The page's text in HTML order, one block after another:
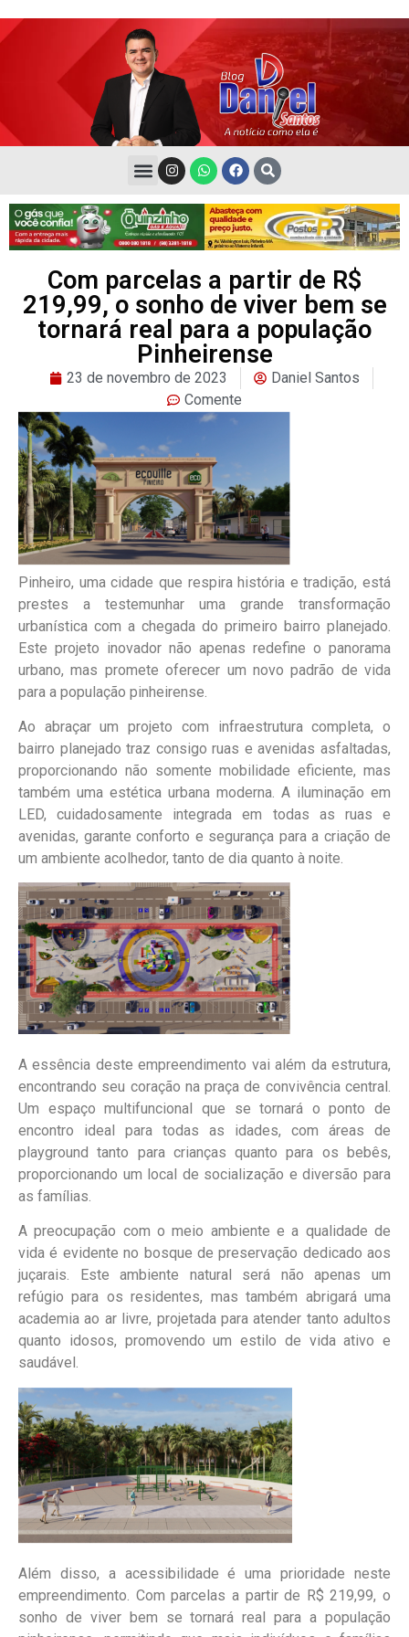
Com parcelas a partir de R$
219,99, o sonho de viver bem se
tornará real para a população
Pinheirense
23 de novembro de 2023
Daniel Santos
Comente
Pinheiro, uma cidade que respira história e tradição, está
prestes a testemunhar uma grande transformação
urbanística com a chegada do primeiro bairro planejado.
Este projeto inovador não apenas redefine o panorama
urbano, mas promete oferecer um novo padrão de vida
para a população pinheirense.
Ao abraçar um projeto com infraestrutura completa, o
bairro planejado traz consigo ruas e avenidas asfaltadas,
proporcionando não somente mobilidade eficiente, mas
também uma estética urbana moderna. A iluminação em
LED, cuidadosamente integrada em todas as ruas e
avenidas, garante conforto e segurança para a criação de
um ambiente acolhedor, tanto de dia quanto à noite.
A essência deste empreendimento vai além da estrutura,
encontrando seu coração na praça de convivência central.
Um espaço multifuncional que se tornará o ponto de
encontro ideal para todas as idades, com áreas de
playground tanto para crianças quanto para os bebês,
proporcionando um local de socialização e diversão para
as famílias.
A preocupação com o meio ambiente e a qualidade de
vida é evidente no bosque de preservação dedicado aos
juçarais. Este ambiente natural será não apenas um
refúgio para os residentes, mas também abrigará uma
academia ao ar livre, projetada para atender tanto adultos
quanto idosos, promovendo um estilo de vida ativo e
saudável.
Além disso, a acessibilidade é uma prioridade neste
empreendimento. Com parcelas a partir de R$ 219,99, o
sonho de viver bem se tornará real para a população